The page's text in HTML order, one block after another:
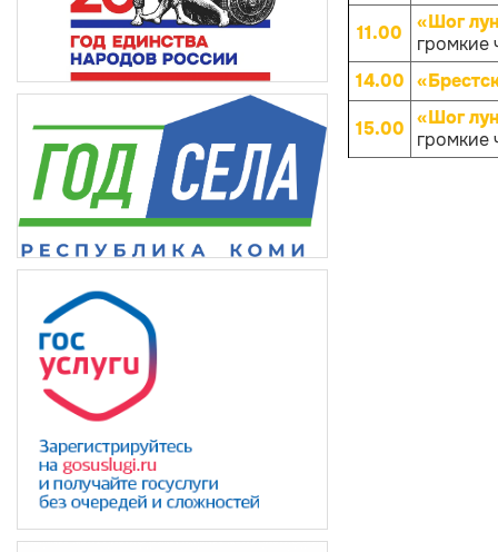
11.00
«Шог
громкие
14.00
15.00 «Шог
громкие